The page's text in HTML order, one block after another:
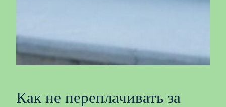
Как не переплачивать за